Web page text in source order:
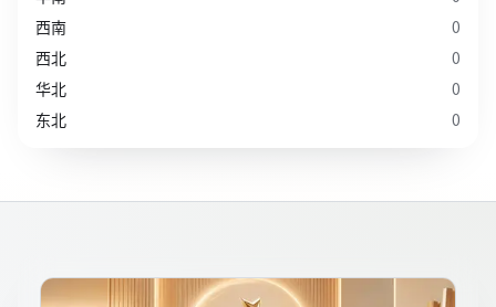
西南
0
西北
0
华北
0
东北
0